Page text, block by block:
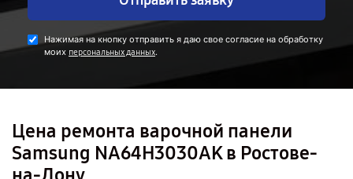
Нажимая на кнопку отправить я даю свое согласие на обработку
моих персональных данных.
Цена ремонта варочной панели
Samsung NA64H3030AK в Ростове-